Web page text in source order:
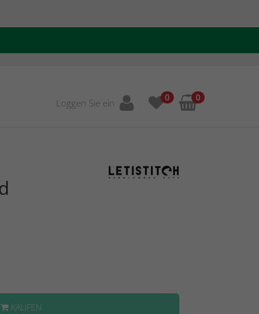
Loggen Sie ein 0 0
KAUFEN